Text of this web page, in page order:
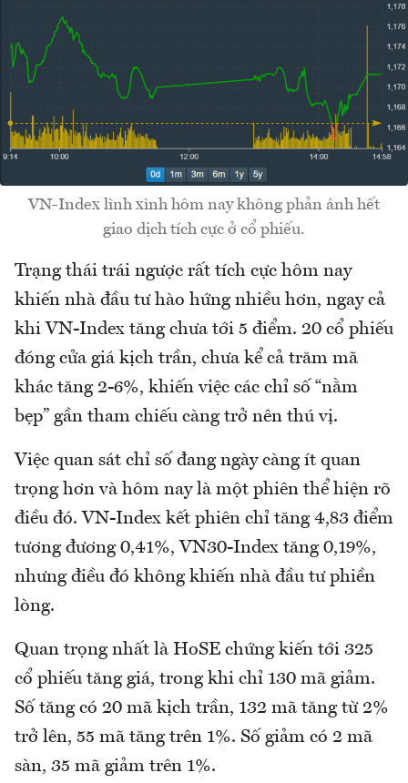
VN-Index lình xình hôm nay không phản ánh hết
giao dịch tích cực ở cổ phiếu.
Trạng thái trái ngược rất tích cực hôm nay
khiến nhà đầu tư hào hứng nhiều hơn, ngay cả
khi VN-Index tăng chưa tới 5 điểm. 20 cổ phiếu
đóng cửa giá kịch trần, chưa kể cả trăm mã
khác tăng 2-6%, khiến việc các chỉ số “nằm
bẹp” gần tham chiếu càng trở nên thú vị.
Việc quan sát chỉ số đang ngày càng ít quan
trọng hơn và hôm nay là một phiên thể hiện rõ
điều đó. VN-Index kết phiên chỉ tăng 4,83 điểm
tương đương 0,41%, VN30-Index tăng 0,19%,
nhưng điều đó không khiến nhà đầu tư phiền
lòng.
Quan trọng nhất là HoSE chứng kiến tới 325
cổ phiếu tăng giá, trong khi chỉ 130 mã giảm.
Số tăng có 20 mã kịch trần, 132 mã tăng từ 2%
trở lên, 55 mã tăng trên 1%. Số giảm có 2 mã
sàn, 35 mã giảm trên 1%.